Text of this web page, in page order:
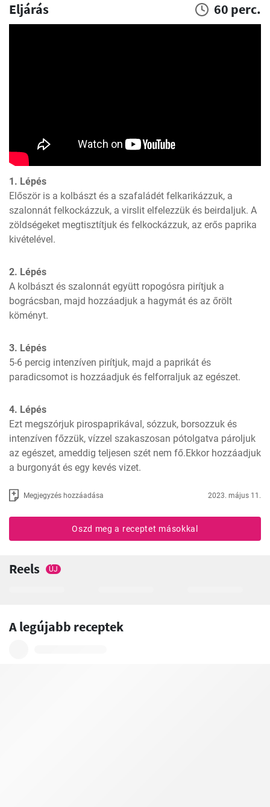
Eljárás 60 perc.
1. Lépés
Először is a kolbászt és a szafaládét felkarikázzuk, a
szalonnát felkockázzuk, a virslit elfelezzük és beirdaljuk. A
zöldségeket megtisztítjuk és felkockázzuk, az erős paprika
kivételével.
2. Lépés
A kolbászt és szalonnát együtt ropogósra pirítjuk a
bográcsban, majd hozzáadjuk a hagymát és az őrölt
köményt.
3. Lépés
5-6 percig intenzíven pirítjuk, majd a paprikát és
paradicsomot is hozzáadjuk és felforraljuk az egészet.
4. Lépés
Ezt megszórjuk pirospaprikával, sózzuk, borsozzuk és
intenzíven főzzük, vízzel szakaszosan pótolgatva pároljuk
az egészet, ameddig teljesen szét nem fő.Ekkor hozzáadjuk
a burgonyát és egy kevés vizet.
Megjegyzés hozzáadása 2023. május 11.
Oszd meg a receptet másokkal
Reels ÚJ
A legújabb receptek